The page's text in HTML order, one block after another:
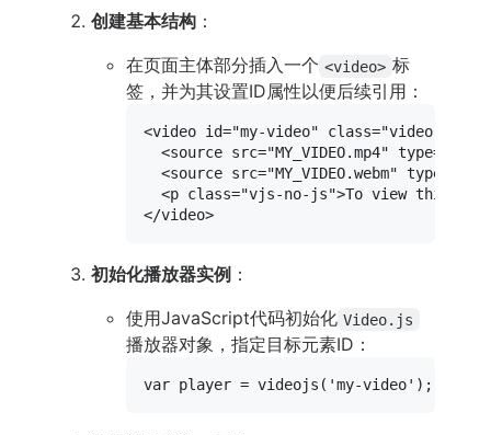
创建基本结构 ：
在页面主体部分插入一个 <video> 标
签，并为其设置ID属性以便后续引用：
<video id="my-video" class="video-js
<source src="MY_VIDEO.mp4" type=
<source src="MY_VIDEO.webm" type
<p class="vjs-no-js">To view this
</video>
初始化播放器实例 ：
使用JavaScript代码初始化 Video.js
播放器对象，指定目标元素ID：
var player = videojs ( 'my-video'